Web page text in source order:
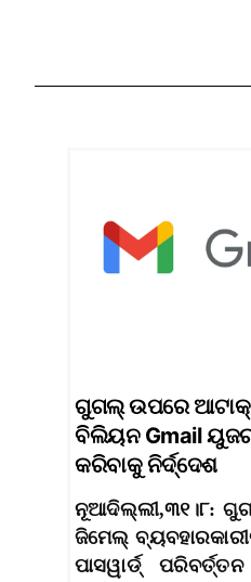
ଗୁଗଲ୍ ଉପରେ ଆଟାକ୍
ବିଲିୟନ Gmail
କରିବାକୁ ନିର୍ଦ୍ଦେଶ
ନୂଆଦିଲ୍ଲୀ,୩୧।୮:
ଜିମେଲ୍‌
ପାସୱାର୍ଡ୍‌